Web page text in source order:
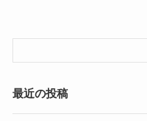
最近の投稿